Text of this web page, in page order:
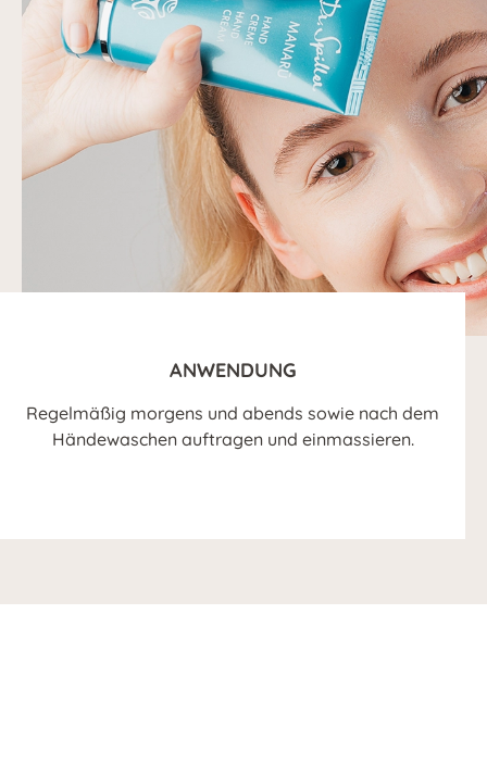
ANWENDUNG
Regelmäßig morgens und abends sowie nach dem
Händewaschen auftragen und einmassieren.